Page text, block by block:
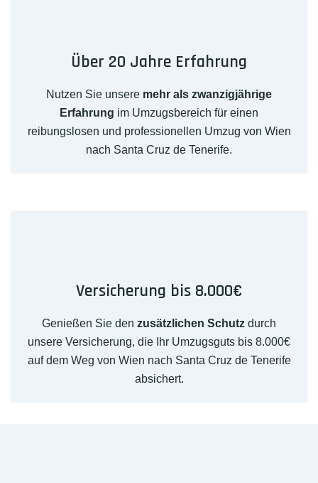
Über 20 Jahre Erfahrung
Nutzen Sie unsere mehr als zwanzigjährige
Erfahrung im Umzugsbereich für einen
reibungslosen und professionellen Umzug von Wien
nach Santa Cruz de Tenerife.
Versicherung bis 8.000€
Genießen Sie den zusätzlichen Schutz durch
unsere Versicherung, die Ihr Umzugsguts bis 8.000€
auf dem Weg von Wien nach Santa Cruz de Tenerife
absichert.